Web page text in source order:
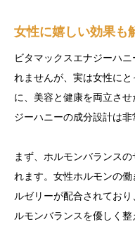
女性に嬉しい効果も
ビタマックスエナジーハ
れませんが、実は女性に
に、美容と健康を両立さ
ジーハニーの成分設計は非
まず、ホルモンバランス
れます。女性ホルモンの
ルゼリーが配合されてお
ルモンバランスを優しく